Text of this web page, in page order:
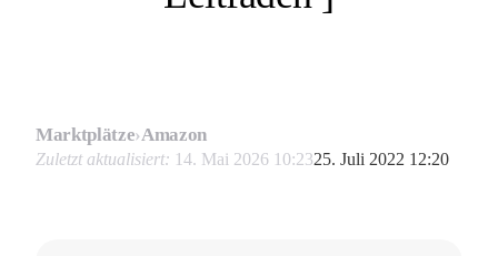
Marktplätze›Amazon
Zuletzt aktualisiert: 14. Mai 2026 10:2325. Juli 2022 12:20